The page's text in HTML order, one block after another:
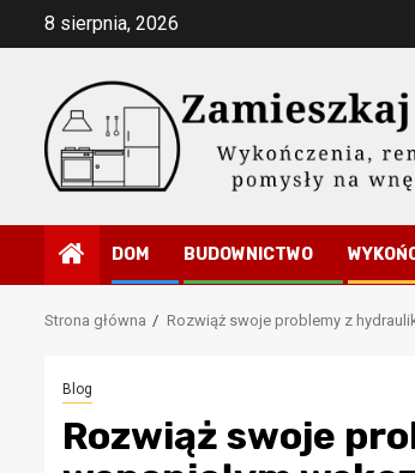
Przejdź8 sierpnia, 2026
DOM BUDOWNICTWO
Strona główna Rozwiąż swoje problemy z
Blog
Rozwiąż swoje